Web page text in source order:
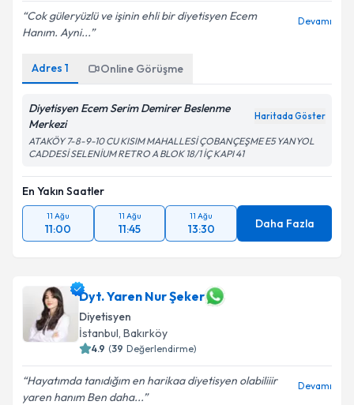
Cok güleryüzlü ve işinin ehli bir diyetisyen Ecem
Hanım. Ayni...
Devamı
Adres 1 Online Görüşme
Diyetisyen Ecem Serim Demirer Beslenme
Merkezi
Haritada Göster
ATAKÖY 7-8-9-10 CU KISIM MAHALLESİ ÇOBANÇEŞME E5 YANYOL
CADDESİ SELENİUM RETRO A BLOK 18/1 İÇ KAPI 41
En Yakın Saatler
11 Ağu
11:00
11 Ağu
11:45
11 Ağu
13:30 Daha Fazla
Dyt. Yaren Nur Şeker
Diyetisyen
İstanbul, Bakırköy
4.9 (39 Değerlendirme)
Hayatımda tanıdığım en harikaa diyetisyen olabiliiir
yaren hanım Ben daha...
Devamı